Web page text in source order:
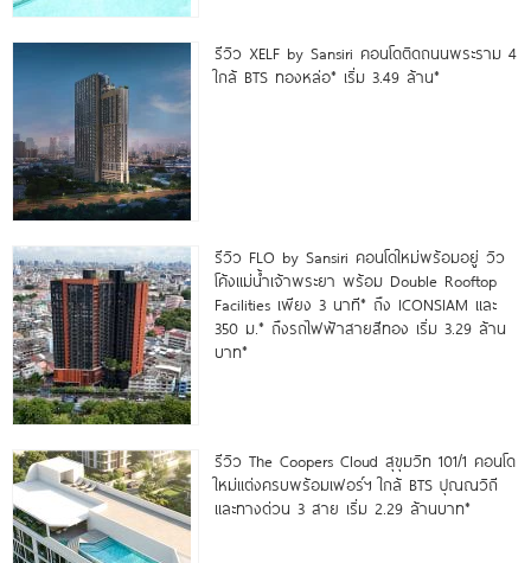
รีวิว XELF by Sansiri คอนโดติดถนนพระราม 4
ใกล้ BTS ทองหล่อ* เริ่ม 3.49 ล้าน*
รีวิว FLO by Sansiri คอนโดใหม่พร้อมอยู่ วิว
โค้งแม่น้ำเจ้าพระยา พร้อม Double Rooftop
Facilities เพียง 3 นาที* ถึง ICONSIAM และ
350 ม.* ถึงรถไฟฟ้าสายสีทอง เริ่ม 3.29 ล้าน
บาท*
รีวิว The Coopers Cloud สุขุมวิท 101/1 คอนโด
ใหม่แต่งครบพร้อมเฟอร์ฯ ใกล้ BTS ปุณณวิถี
และทางด่วน 3 สาย เริ่ม 2.29 ล้านบาท*